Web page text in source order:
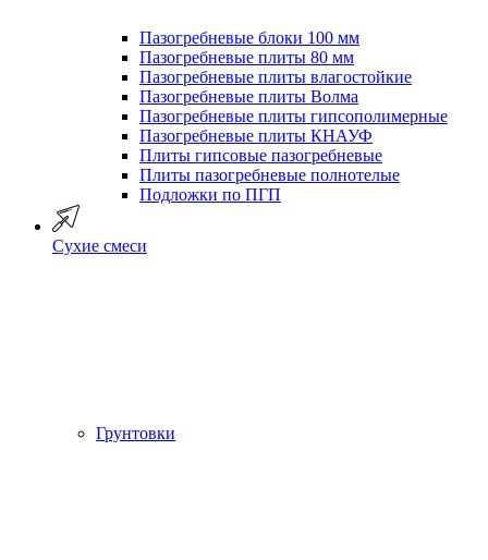
Пазогребневые блоки 100 мм
Пазогребневые плиты 80 мм
Пазогребневые плиты влагостойкие
Пазогребневые плиты Волма
Пазогребневые плиты гипсополимерные
Пазогребневые плиты КНАУФ
Плиты гипсовые пазогребневые
Плиты пазогребневые полнотелые
Подложки по ПГП
Сухие смеси
Грунтовки